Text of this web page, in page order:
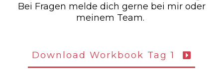
Bei Fragen melde dich gerne bei mir oder
meinem Team.
Download Workbook Tag 1